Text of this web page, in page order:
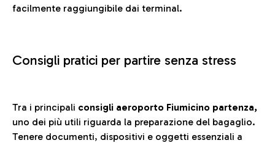
facilmente raggiungibile dai terminal.
Consigli pratici per partire senza stress
Tra i principali consigli aeroporto Fiumicino partenza,
uno dei più utili riguarda la preparazione del bagaglio.
Tenere documenti, dispositivi e oggetti essenziali a